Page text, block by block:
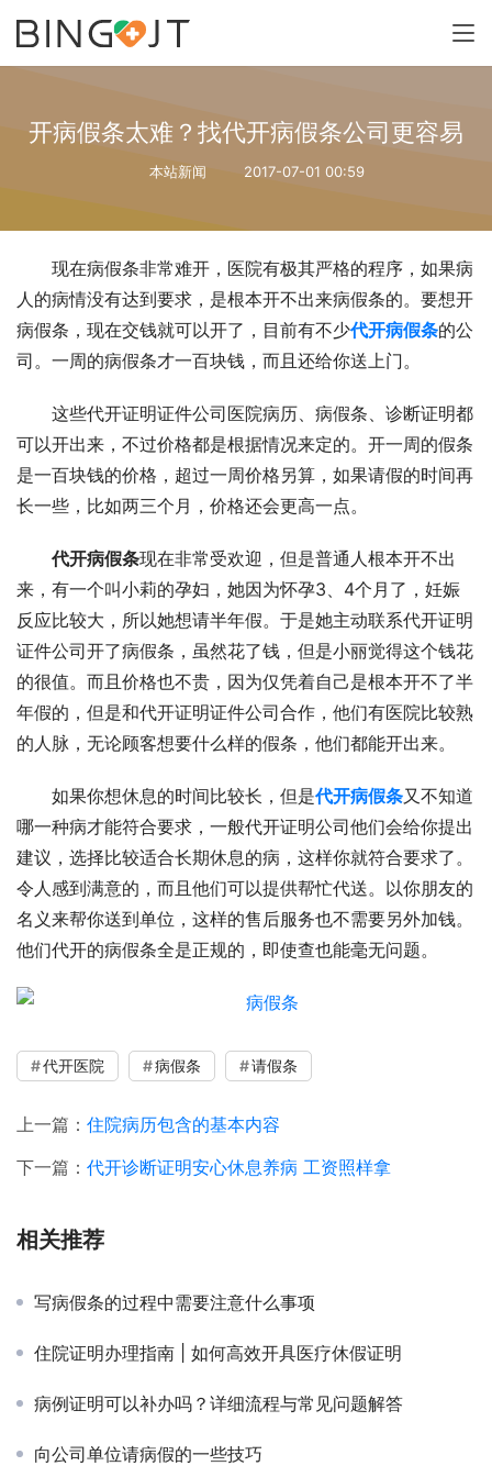
开病假条太难？找代开病假条公司更容易
本站新闻 2017-07-01 00:59
现在病假条非常难开，医院有极其严格的程序，如果病
人的病情没有达到要求，是根本开不出来病假条的。要想开
病假条，现在交钱就可以开了，目前有不少代开病假条的公
司。一周的病假条才一百块钱，而且还给你送上门。
这些代开证明证件公司医院病历、病假条、诊断证明都
可以开出来，不过价格都是根据情况来定的。开一周的假条
是一百块钱的价格，超过一周价格另算，如果请假的时间再
长一些，比如两三个月，价格还会更高一点。
代开病假条现在非常受欢迎，但是普通人根本开不出
来，有一个叫小莉的孕妇，她因为怀孕3、4个月了，妊娠
反应比较大，所以她想请半年假。于是她主动联系代开证明
证件公司开了病假条，虽然花了钱，但是小丽觉得这个钱花
的很值。而且价格也不贵，因为仅凭着自己是根本开不了半
年假的，但是和代开证明证件公司合作，他们有医院比较熟
的人脉，无论顾客想要什么样的假条，他们都能开出来。
如果你想休息的时间比较长，但是代开病假条又不知道
哪一种病才能符合要求，一般代开证明公司他们会给你提出
建议，选择比较适合长期休息的病，这样你就符合要求了。
令人感到满意的，而且他们可以提供帮忙代送。以你朋友的
名义来帮你送到单位，这样的售后服务也不需要另外加钱。
他们代开的病假条全是正规的，即使查也能毫无问题。
代开医院 病假条 请假条
上一篇： 住院病历包含的基本内容
下一篇： 代开诊断证明安心休息养病 工资照样拿
相关推荐
写病假条的过程中需要注意什么事项
住院证明办理指南 | 如何高效开具医疗休假证明
病例证明可以补办吗？详细流程与常见问题解答
向公司单位请病假的一些技巧